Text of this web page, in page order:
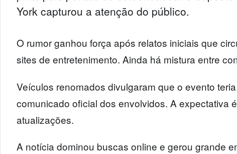
York capturou a atenção do público.
O rumor ganhou força após relatos iniciais que
sites de entretenimento. Ainda há mistura entre
Veículos renomados divulgaram que o evento
comunicado oficial dos envolvidos. A expectativa
atualizações.
A notícia dominou buscas online e gerou grande